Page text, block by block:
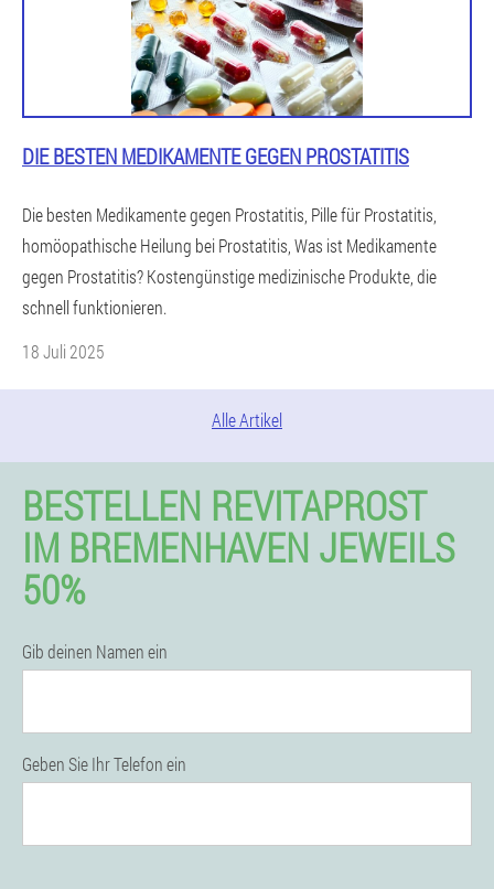
DIE BESTEN MEDIKAMENTE GEGEN PROSTATITIS
Die besten Medikamente gegen Prostatitis, Pille für Prostatitis,
homöopathische Heilung bei Prostatitis, Was ist Medikamente
gegen Prostatitis? Kostengünstige medizinische Produkte, die
schnell funktionieren.
18 Juli 2025
Alle Artikel
BESTELLEN REVITAPROST
IM BREMENHAVEN JEWEILS
50%
Gib deinen Namen ein
Geben Sie Ihr Telefon ein